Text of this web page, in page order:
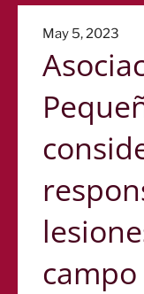
Posted
on
May 5, 2023